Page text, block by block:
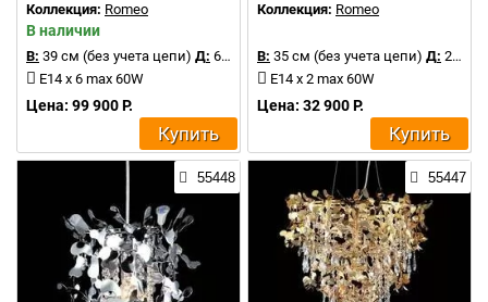
Коллекция: Romeo
В наличии
В: 39 см (без учета цепи) Д: 60 см
E14 x 6 max 60W
Цена: 99 900 Р.
Купить
Коллекция: Romeo
В: 35 см (без учета цепи) Д: 25 см
E14 x 2 max 60W
Цена: 32 900 Р.
Купить
55448 55447